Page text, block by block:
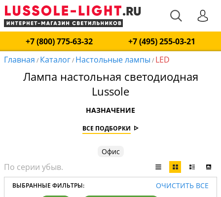
+7 (800) 775-63-32
+7 (495) 255-03-21
Главная / Каталог/ Настольные лампы / LED
Лампа настольная светодиодная
Lussole
НАЗНАЧЕНИЕ
ВСЕ ПОДБОРКИ
Офис
ВЫБРАННЫЕ ФИЛЬТРЫ: ОЧИСТИТЬ ВСЕ